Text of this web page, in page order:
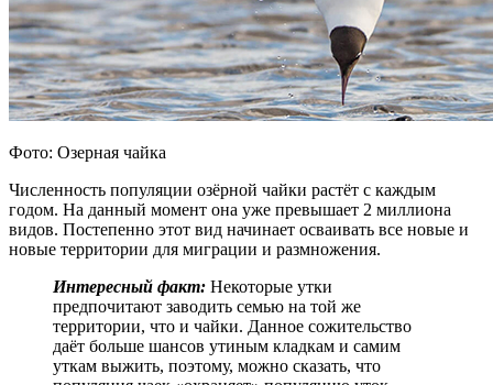
Фото: Озерная чайка
Численность популяции озёрной чайки растёт с каждым
годом. На данный момент она уже превышает 2 миллиона
видов. Постепенно этот вид начинает осваивать все новые и
новые территории для миграции и размножения.
Интересный факт: Некоторые утки
предпочитают заводить семью на той же
территории, что и чайки. Данное сожительство
даёт больше шансов утиным кладкам и самим
уткам выжить, поэтому, можно сказать, что